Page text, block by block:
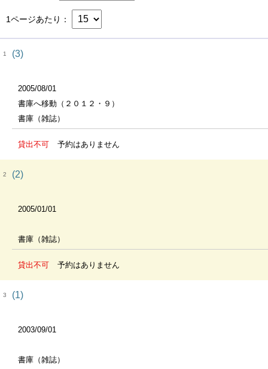
1ページあたり
1 (3)
2005/08/01
書庫へ移動（２０１２・９）
書庫（雑誌）
貸出不可 予約はありません
2 (2)
2005/01/01
書庫（雑誌）
貸出不可 予約はありません
3 (1)
2003/09/01
書庫（雑誌）